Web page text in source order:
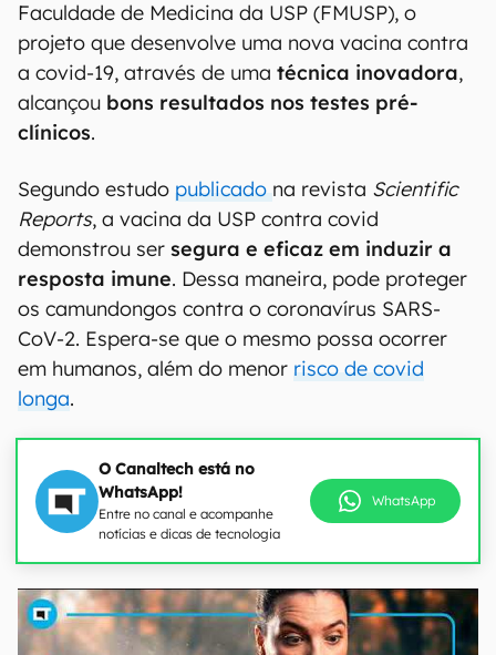
Faculdade de Medicina da USP (FMUSP), o
projeto que desenvolve uma nova vacina contra
a covid-19, através de uma técnica inovadora,
alcançou bons resultados nos testes pré-
clínicos.
Segundo estudo publicado na revista Scientific
Reports, a vacina da USP contra covid
demonstrou ser segura e eficaz em induzir a
resposta imune. Dessa maneira, pode proteger
os camundongos contra o coronavírus SARS-
CoV-2. Espera-se que o mesmo possa ocorrer
em humanos, além do menor risco de covid
longa.
O Canaltech está no
WhatsApp!
Entre no canal e acompanhe
notícias e dicas de tecnologia
WhatsApp